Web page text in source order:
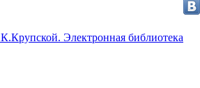
Электронная библиотека